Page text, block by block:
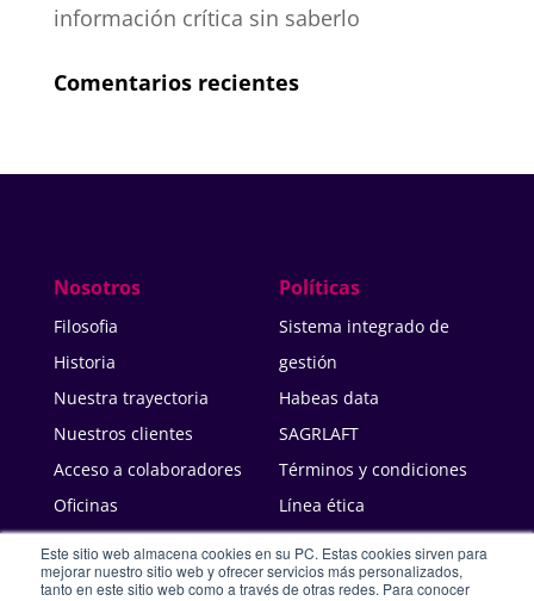
Este sitio web almacena cookies en su PC. Estas cookies sirven para
mejorar nuestro sitio web y ofrecer servicios más personalizados,
tanto en este sitio web como a través de otras redes. Para conocer
información crítica sin saberlo
Comentarios recientes
Nosotros
Filosofia
Historia
Nuestra trayectoria
Nuestros clientes
Acceso a colaboradores
Oficinas
Trabaja con nosotros
Certificaciones y
Políticas
Sistema integrado de
gestión
Habeas data
SAGRLAFT
Términos y condiciones
Línea ética
Gestión ambiental
Proveedores